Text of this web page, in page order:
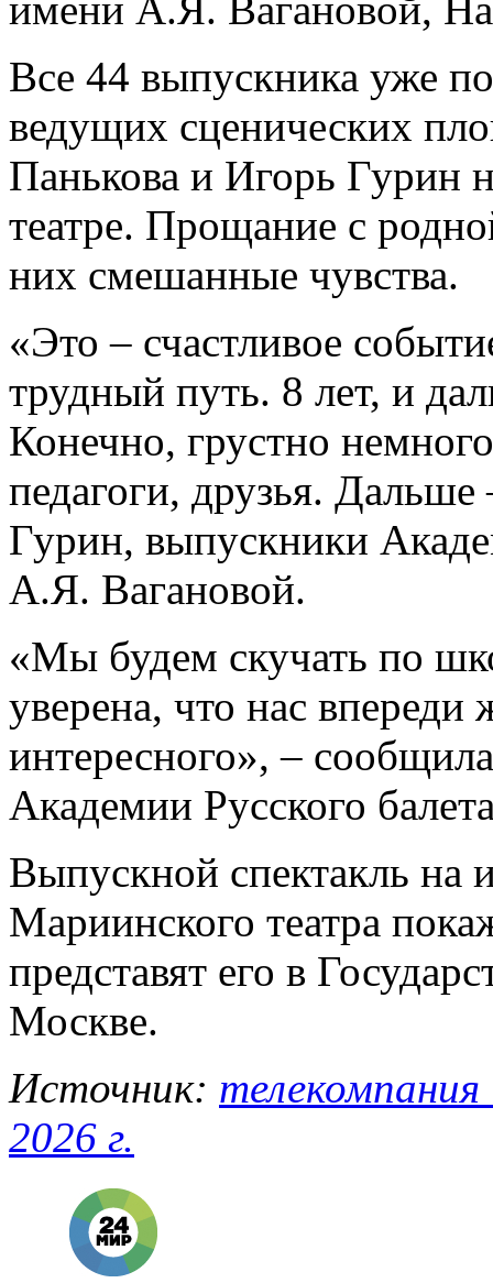
Все 44 выпускника уже
ведущих сценических
Панькова и Игорь Гурин
театре. Прощание с
них смешанные чувства.
«Это – счастливое
трудный путь. 8 лет, и
Конечно, грустно
педагоги, друзья.
Гурин, выпускники
А.Я. Вагановой.
«Мы будем скучать по
уверена, что нас
интересного», –
Академии Русского
Выпускной спектакль на
Мариинского театра
представят его в
Москве.
Источник:
2026 г.